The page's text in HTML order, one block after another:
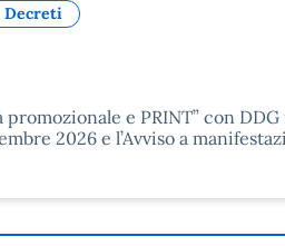
Decreti
e PRINT” con
2026 e l’Avviso a